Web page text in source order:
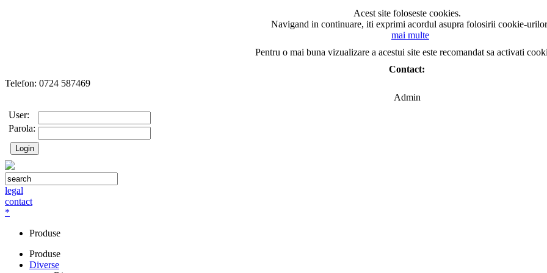
Acest site foloseste cookies.
Navigand in continuare, iti exprimi acordul asupra folosirii cookie-
mai multe
Pentru o mai buna vizualizare a acestui site este recomandat sa activati
Contact:
Telefon: 0724 587469
Admin
User:
Parola:
legal
contact
*
Produse
Produse
Diverse